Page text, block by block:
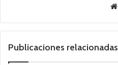
Publicaciones relacionadas